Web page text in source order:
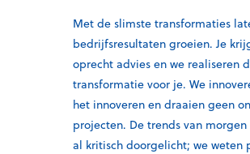
Met de slimste transformaties
bedrijfsresultaten groeien. Je
oprecht advies en we realiseren
transformatie voor je. We
het innoveren en draaien geen
projecten. De trends van
al kritisch doorgelicht; we weten